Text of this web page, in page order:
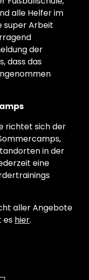
alle Helfer im
super Arbeit
der
dass das
richtet sich der
in der
eine
aller Angebote
es hier.